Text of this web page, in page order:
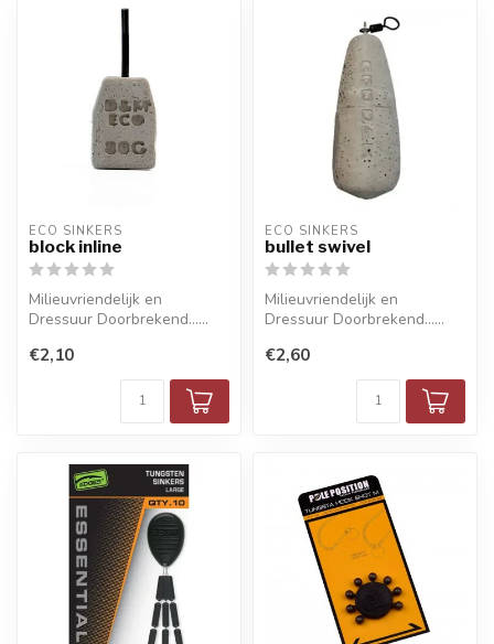
ECO SINKERS
block inline
Milieuvriendelijk en
Dressuur Doorbrekend......
€2,10
ECO SINKERS
bullet swivel
Milieuvriendelijk en
Dressuur Doorbrekend......
€2,60